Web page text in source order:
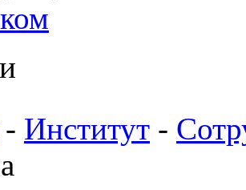
- Институт -